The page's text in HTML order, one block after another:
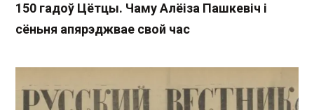
150 гадоў Цётцы. Чаму Алёіза Пашкевіч і
сёньня апярэджвае свой час